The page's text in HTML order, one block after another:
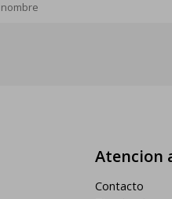
Atencion
Contacto